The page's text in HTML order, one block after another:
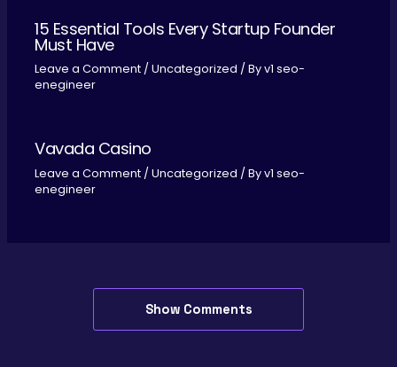
15 Essential Tools Every Startup Founder
Must Have
Leave a Comment /Uncategorized / Byv1 seo-
enegineer
Vavada Casino
Leave a Comment /Uncategorized / Byv1 seo-
enegineer
Show Comments